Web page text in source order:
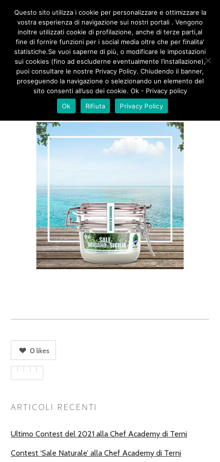
ORIGANO
0 likes
ARTICOLI RECENTI
Ultimo Contest del 2021 alla Chef Academy di Terni
Contest ‘Sale Naturale’ alla Chef Academy di Terni
Questo sito utilizza i cookie per personalizzare e ottimizzare la
vostra esperienza di navigazione sui nostri portali . Vengono
inoltre utilizzati cookie di profilazione, anche di terze parti,al
fine di fornire funzioni per i social media oltre che per finalita'
statistiche.Se vuoi saperne di più, o modificare le impostazioni
sui cookies (fino ad escluderne eventualmente l’installazione),
puoi consultare le nostre Privacy Policy. Chiudendo il banner,
proseguendo la navigazione o selezionando un elemento del
sito consenti all’uso dei cookie. Ok - Privacy policy
Ok
Rifiuta Privacy Policy